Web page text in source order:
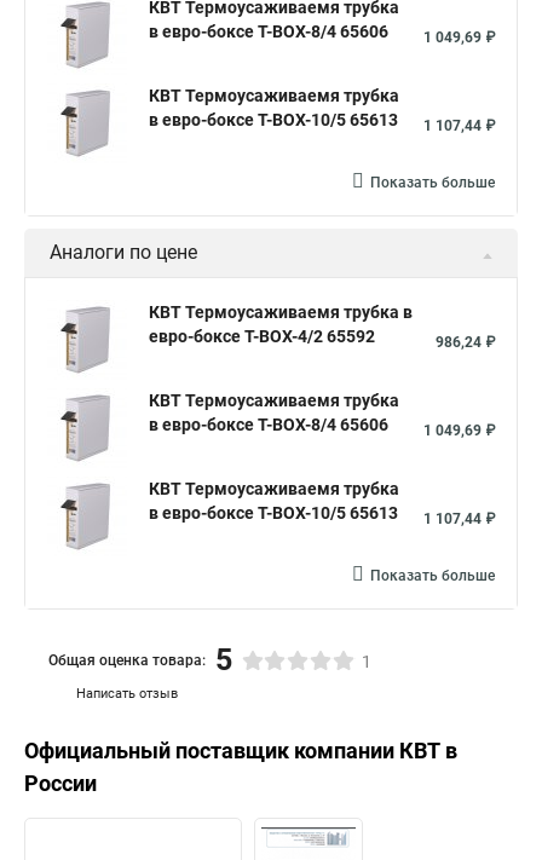
КВТ Термоусаживаемя трубка
в евро-боксе Т-BOX-8/4 65606
1 049,69 ₽
КВТ Термоусаживаемя трубка
в евро-боксе Т-BOX-10/5 65613
1 107,44 ₽
Показать больше
Аналоги по цене
КВТ Термоусаживаемя трубка в
евро-боксе Т-BOX-4/2 65592
986,24 ₽
КВТ Термоусаживаемя трубка
в евро-боксе Т-BOX-8/4 65606
1 049,69 ₽
КВТ Термоусаживаемя трубка
в евро-боксе Т-BOX-10/5 65613
1 107,44 ₽
Показать больше
Написать отзыв
Общая оценка товара: 5 1
Официальный поставщик компании КВТ в
России